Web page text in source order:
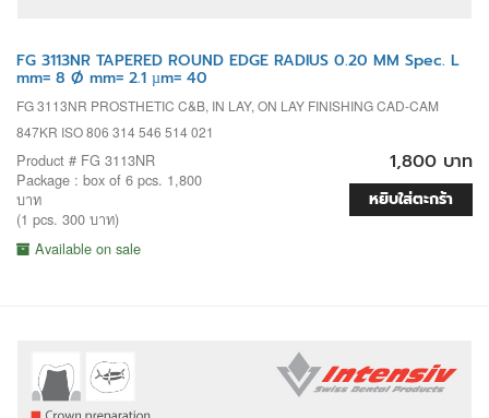
FG 3113NR TAPERED ROUND EDGE RADIUS 0.20 MM Spec. L
mm= 8 Ø mm= 2.1 µm= 40
FG 3113NR PROSTHETIC C&B, IN LAY, ON LAY FINISHING CAD-CAM
847KR ISO 806 314 546 514 021
Product # FG 3113NR
Package : box of 6 pcs. 1,800
บาท
(1 pcs. 300 บาท)
Available on sale
1,800 บาท
หยิบใส่ตะกร้า